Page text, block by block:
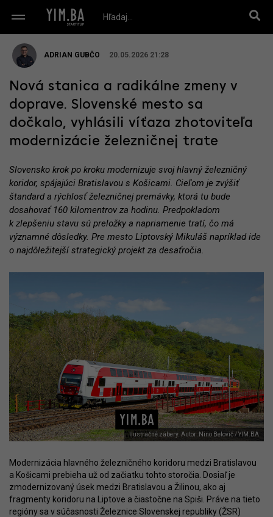
ADRIAN GUBČO 20.05.2026 21:28
Nová stanica a radikálne zmeny v
doprave. Slovenské mesto sa
dočkalo, vyhlásili víťaza zhotoviteľa
modernizácie železničnej trate
Slovensko krok po kroku modernizuje svoj hlavný železničný
koridor, spájajúci Bratislavou s Košicami. Cieľom je zvýšiť
štandard a rýchlosť železničnej premávky, ktorá tu bude
dosahovať 160 kilomentrov za hodinu. Predpokladom
k zlepšeniu stavu sú preložky a napriamenie tratí, čo má
významné dôsledky. Pre mesto Liptovský Mikuláš napríklad ide
o najdôležitejší strategický projekt za desaťročia.
Ilustračné zábery. Autor: Nino Belovič / YIM.BA
Modernizácia hlavného železničného koridoru medzi Bratislavou
a Košicami prebieha už od začiatku tohto storočia. Dosiaľ je
zmodernizovaný úsek medzi Bratislavou a Žilinou, ako aj
fragmenty koridoru na Liptove a čiastočne na Spiši. Práve na tieto
regióny sa v súčasnosti Železnice Slovenskej republiky (ŽSR)